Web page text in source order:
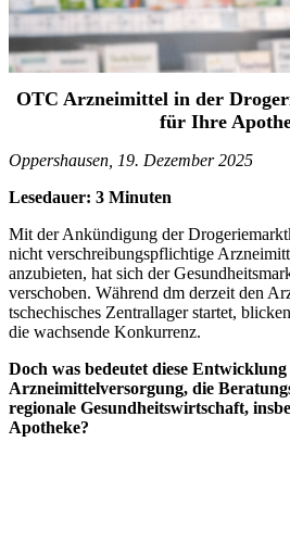
OTC Arzneimittel in der
für Ihre
Oppershausen, 19. Dezember 2025
Lesedauer: 3 Minuten
Mit der Ankündigung der
nicht verschreibungspflichtige
anzubieten, hat sich der
verschoben. Während dm derzeit den
tschechisches Zentrallager startet,
die wachsende Konkurrenz.
Doch was bedeutet diese
Arzneimittelversorgung, die
regionale Gesundheitswirtschaft,
Apotheke?